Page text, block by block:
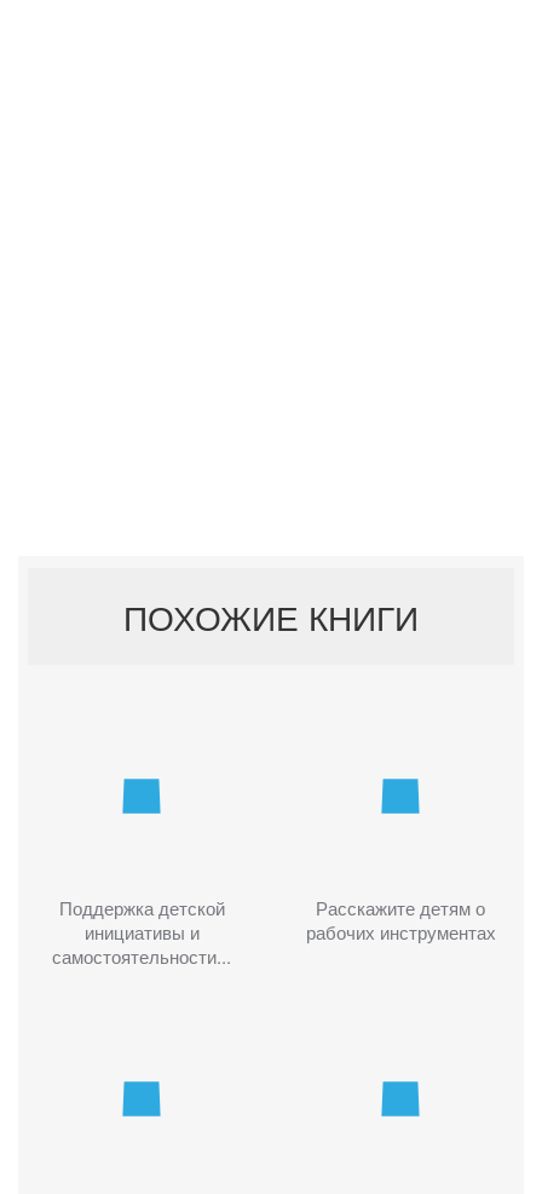
ПОХОЖИЕ КНИГИ
Поддержка детской
инициативы и
самостоятельности...
Расскажите детям о
рабочих инструментах